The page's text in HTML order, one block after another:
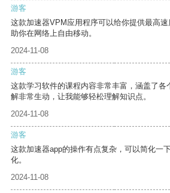
游客
这款加速器VPM应用程序可以给你提供最高
助你在网络上自由移动。
2024-11-08
游客
这款学习软件的课程内容非常丰富，涵盖了各
解非常生动，让我能够轻松理解知识点。
2024-11-08
游客
这款加速器app的操作有点复杂，可以简化一
化。
2024-11-08